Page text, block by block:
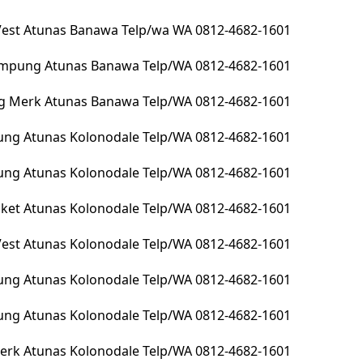
Atunas Banawa Telp/wa WA 0812-4682-1601
Atunas Banawa Telp/WA 0812-4682-1601
Atunas Banawa Telp/WA 0812-4682-1601
Atunas Kolonodale Telp/WA 0812-4682-1601
Atunas Kolonodale Telp/WA 0812-4682-1601
Atunas Kolonodale Telp/WA 0812-4682-1601
Atunas Kolonodale Telp/WA 0812-4682-1601
Atunas Kolonodale Telp/WA 0812-4682-1601
Atunas Kolonodale Telp/WA 0812-4682-1601
Atunas Kolonodale Telp/WA 0812-4682-1601